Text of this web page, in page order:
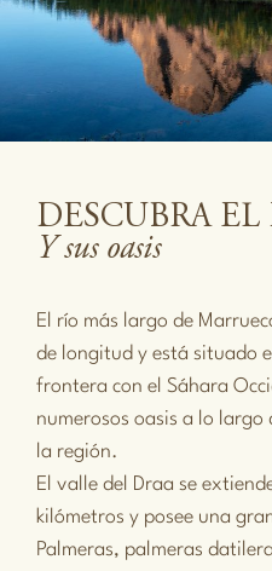
DESCUBRA EL
Y sus oasis
El río más largo de
de longitud y está situado
frontera con el Sáhara
numerosos oasis a lo largo
la región.
El valle del Draa se
kilómetros y posee una
Palmeras, palmeras